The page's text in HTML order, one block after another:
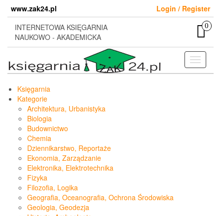
content
www.zak24.pl
Login / Register
INTERNETOWA KSIĘGARNIA
NAUKOWO - AKADEMICKA
0
Toggle
Księgarnia
Kategorie
Architektura, Urbanistyka
Biologia
Budownictwo
Chemia
Dziennikarstwo, Reportaże
Ekonomia, Zarządzanie
Elektronika, Elektrotechnika
Fizyka
Filozofia, Logika
Geografia, Oceanografia, Ochrona Środowiska
Geologia, Geodezja